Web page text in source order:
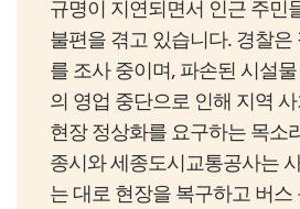
규명이 지연되면서 인근 주민
불편을 겪고 있습니다. 경찰은
를 조사 중이며, 파손된 시설
의 영업 중단으로 인해 지역
현장 정상화를 요구하는 목소
종시와 세종도시교통공사는
는 대로 현장을 복구하고 버스